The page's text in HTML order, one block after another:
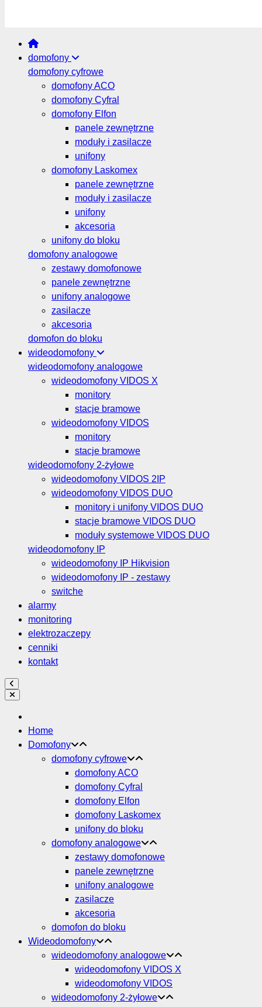
domofony
domofony cyfrowe
domofony ACO
domofony Cyfral
domofony Elfon
panele zewnętrzne
moduły i zasilacze
unifony
domofony Laskomex
panele zewnętrzne
moduły i zasilacze
unifony
akcesoria
unifony do bloku
domofony analogowe
zestawy domofonowe
panele zewnętrzne
unifony analogowe
zasilacze
akcesoria
domofon do bloku
wideodomofony
wideodomofony analogowe
wideodomofony VIDOS X
monitory
stacje bramowe
wideodomofony VIDOS
monitory
stacje bramowe
wideodomofony 2-żyłowe
wideodomofony VIDOS 2IP
wideodomofony VIDOS DUO
monitory i unifony VIDOS DUO
stacje bramowe VIDOS DUO
moduły systemowe VIDOS DUO
wideodomofony IP
wideodomofony IP Hikvision
wideodomofony IP - zestawy
switche
alarmy
monitoring
elektrozaczepy
cenniki
kontakt
Home
Domofony
domofony cyfrowe
domofony ACO
domofony Cyfral
domofony Elfon
domofony Laskomex
unifony do bloku
domofony analogowe
zestawy domofonowe
panele zewnętrzne
unifony analogowe
zasilacze
akcesoria
domofon do bloku
Wideodomofony
wideodomofony analogowe
wideodomofony VIDOS X
wideodomofony VIDOS
wideodomofony 2-żyłowe